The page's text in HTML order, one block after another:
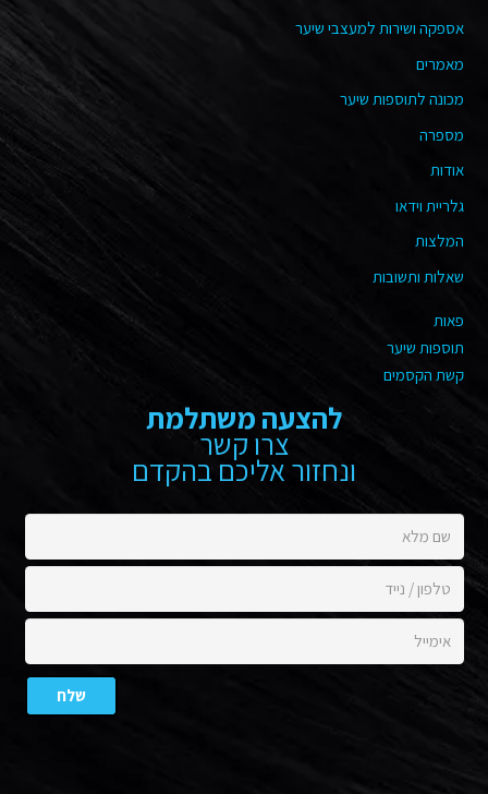
אספקה ושירות למעצבי שיער
מאמרים
מכונה לתוספות שיער
מספרה
אודות
גלריית וידאו
המלצות
שאלות ותשובות
פאות
תוספות שיער
קשת הקסמים
להצעה משתלמת
צרו קשר
ונחזור אליכם בהקדם